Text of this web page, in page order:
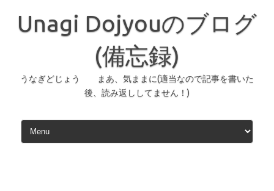
ン
プ
Unagi Dojyouのブログ
(備忘録)
うなぎどじょう まあ、気ままに(適当なので記事を書いた
後、読み返ししてません！)